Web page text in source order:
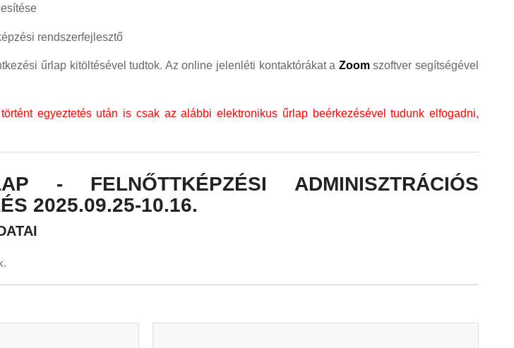
rendszerfejlesztő
űrlap kitöltésével tudtok. Az online jelenléti kontaktórákat a Zoomszoftver segítségével
egyeztetés után is csak az alábbi elektronikus űrlap beérkezésével tudunk elfogadni,
- FELNŐTTKÉPZÉSI ADMINISZTRÁCIÓS
2025.09.25-10.16.